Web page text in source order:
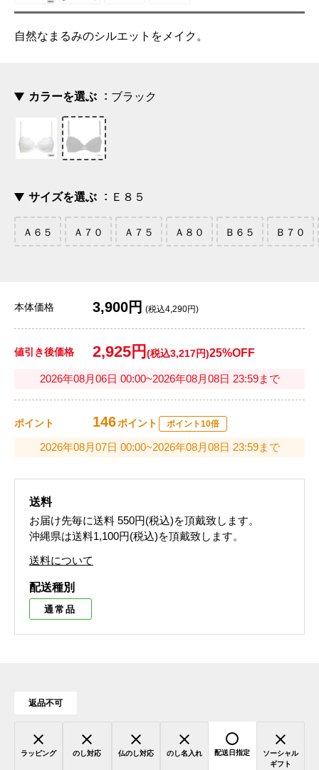
自然なまるみのシルエットをメイク。
カラーを選ぶ ブラック
サイズを選ぶ Ｅ８５
Ａ６５ Ａ７０ Ａ７５ Ａ８０ Ｂ６５ Ｂ７０
本体価格 3,900円 (税込4,290円)
値引き後価格 2,925円 (税込3,217円)25%OFF
2026年08月06日 00:00~2026年08月08日 23:59まで
ポイント 146ポイント ポイント10倍
2026年08月07日 00:00~2026年08月08日 23:59まで
送料
お届け先毎に送料 550円(税込)を頂戴致します。
沖縄県は送料1,100円(税込)を頂戴致します。
送料について
配送種別
通常品
返品不可
ラッピング のし対応 仏のし対応 のし名入れ 配送日指定
ソーシャル
ギフト